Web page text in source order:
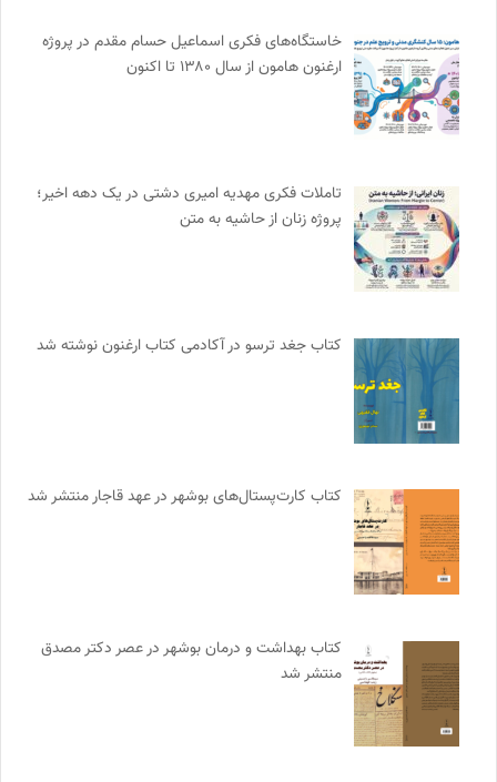
خاستگاه‌های فکری اسماعیل حسام مقدم در پروژه
ارغنون هامون از سال ۱۳۸۰ تا اکنون
تاملات فکری مهدیه امیری دشتی در یک دهه اخیر؛
پروژه زنان از حاشیه به متن
کتاب جغد ترسو در آکادمی کتاب ارغنون نوشته شد
کتاب کارت‌پستال‌های بوشهر در عهد قاجار منتشر شد
کتاب بهداشت و درمان بوشهر در عصر دکتر مصدق
منتشر شد